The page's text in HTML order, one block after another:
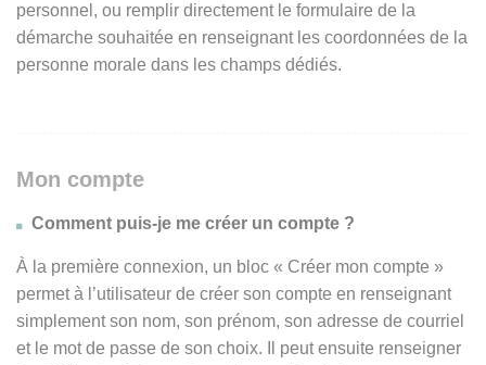
personnel, ou remplir directement le formulaire de la
démarche souhaitée en renseignant les coordonnées de la
personne morale dans les champs dédiés.
Mon compte
Comment puis-je me créer un compte ?
À la première connexion, un bloc « Créer mon compte »
permet à l’utilisateur de créer son compte en renseignant
simplement son nom, son prénom, son adresse de courriel
et le mot de passe de son choix. Il peut ensuite renseigner